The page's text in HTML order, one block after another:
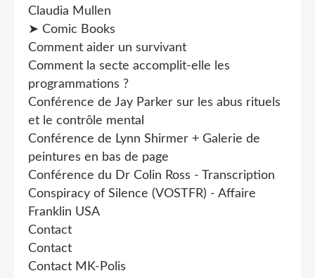
Claudia Mullen
➤ Comic Books
Comment aider un survivant
Comment la secte accomplit-elle les
programmations ?
Conférence de Jay Parker sur les abus rituels
et le contrôle mental
Conférence de Lynn Shirmer + Galerie de
peintures en bas de page
Conférence du Dr Colin Ross - Transcription
Conspiracy of Silence (VOSTFR) - Affaire
Franklin USA
Contact
Contact
Contact MK-Polis